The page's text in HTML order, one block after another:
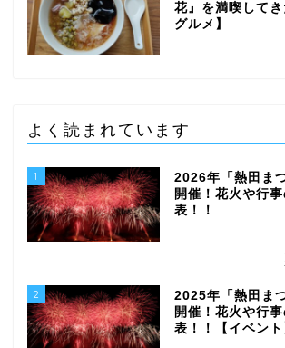
花』を満喫して
グルメ】
よく読まれています
1
2026年「熱田ま
開催！花火や行
表！！
2
2025年「熱田ま
開催！花火や行
表！！【イベント